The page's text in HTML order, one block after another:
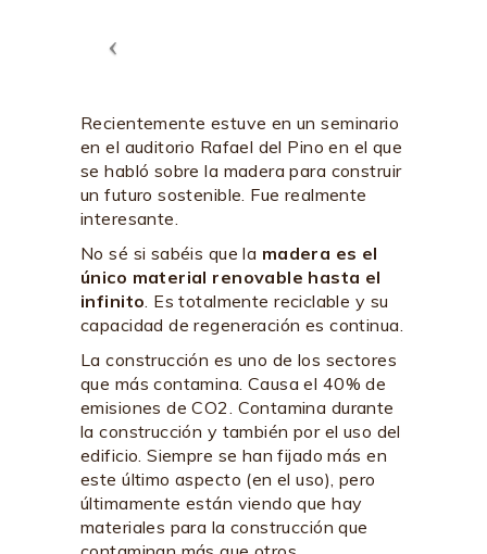
Recientemente estuve en un seminario
en el auditorio Rafael del Pino en el que
se habló sobre la madera para construir
un futuro sostenible. Fue realmente
interesante.
No sé si sabéis que la madera es el
único material renovable hasta el
infinito. Es totalmente reciclable y su
capacidad de regeneración es continua.
La construcción es uno de los sectores
que más contamina. Causa el 40% de
emisiones de CO2. Contamina durante
la construcción y también por el uso del
edificio. Siempre se han fijado más en
este último aspecto (en el uso), pero
últimamente están viendo que hay
materiales para la construcción que